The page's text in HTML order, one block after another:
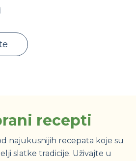
recepti
najukusnijih recepata koje su
slatke tradicije. Uživajte u